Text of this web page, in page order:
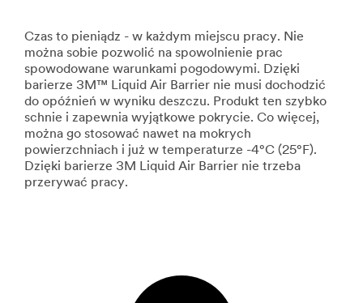
Czas to pieniądz - w każdym miejscu pracy. Nie
można sobie pozwolić na spowolnienie prac
spowodowane warunkami pogodowymi. Dzięki
barierze 3M™ Liquid Air Barrier nie musi dochodzić
do opóźnień w wyniku deszczu. Produkt ten szybko
schnie i zapewnia wyjątkowe pokrycie. Co więcej,
można go stosować nawet na mokrych
powierzchniach i już w temperaturze -4°C (25°F).
Dzięki barierze 3M Liquid Air Barrier nie trzeba
przerywać pracy.